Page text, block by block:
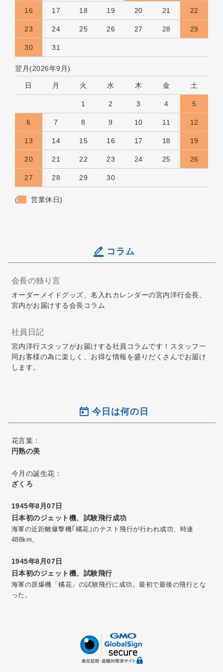
16 17 18 19 20 21 22
23 24 25 26 27 28 29
30 31
翌月(2026年9月)
日 月 火 水 木 金 土
1 2 3 4 5
6 7 8 9 10 11 12
13 14 15 16 17 18 19
20 21 22 23 24 25 26
27 28 29 30
( 営業休日)
コラム
会長の独り言
オーダーメイドグッズ、名入れカレンダーの宮内洋行会長、
宮内がお届けする会長コラム
社員日記
宮内洋行スタッフがお届けする社員コラムです！スタッフ一
同お客様の為に楽しく、お得な情報を盛りだくさんでお届け
します。
今日は何の日
花言葉：
円熟の美
今月の誕生花：
ざくろ
1945年8月07日
日本初のジェット機、試験飛行成功
海軍の近距離爆撃機｢橘花｣のテスト飛行が行われ成功、時速
488km。
1945年8月07日
日本初のジェット機、試験飛行
海軍の原爆機「橘花」の試験飛行に成功。最初で最後の飛行とな
った。